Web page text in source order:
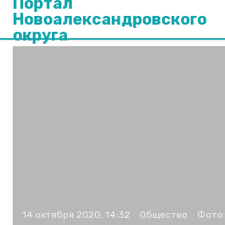
Новоалександровского
округа
14 октября 2020, 14:32 Общество Фото: